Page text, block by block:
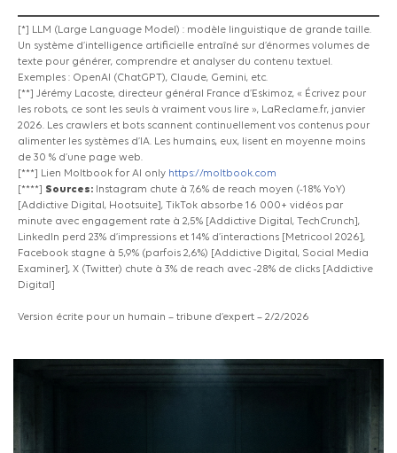
[*] LLM (Large Language Model) : modèle linguistique de grande taille.
Un système d’intelligence artificielle entraîné sur d’énormes volumes de
texte pour générer, comprendre et analyser du contenu textuel.
Exemples : OpenAI (ChatGPT), Claude, Gemini, etc.
[**] Jérémy Lacoste, directeur général France d’Eskimoz, « Écrivez pour
les robots, ce sont les seuls à vraiment vous lire », LaReclame.fr, janvier
2026. Les crawlers et bots scannent continuellement vos contenus pour
alimenter les systèmes d’IA. Les humains, eux, lisent en moyenne moins
de 30 % d’une page web.
[***] Lien Moltbook for AI only https://moltbook.com
[****] Sources: Instagram chute à 7,6% de reach moyen (-18% YoY)
[Addictive Digital, Hootsuite], TikTok absorbe 16 000+ vidéos par
minute avec engagement rate à 2,5% [Addictive Digital, TechCrunch],
LinkedIn perd 23% d’impressions et 14% d’interactions [Metricool 2026],
Facebook stagne à 5,9% (parfois 2,6%) [Addictive Digital, Social Media
Examiner], X (Twitter) chute à 3% de reach avec -28% de clicks [Addictive
Digital]
Version écrite pour un humain – tribune d’expert – 2/2/2026